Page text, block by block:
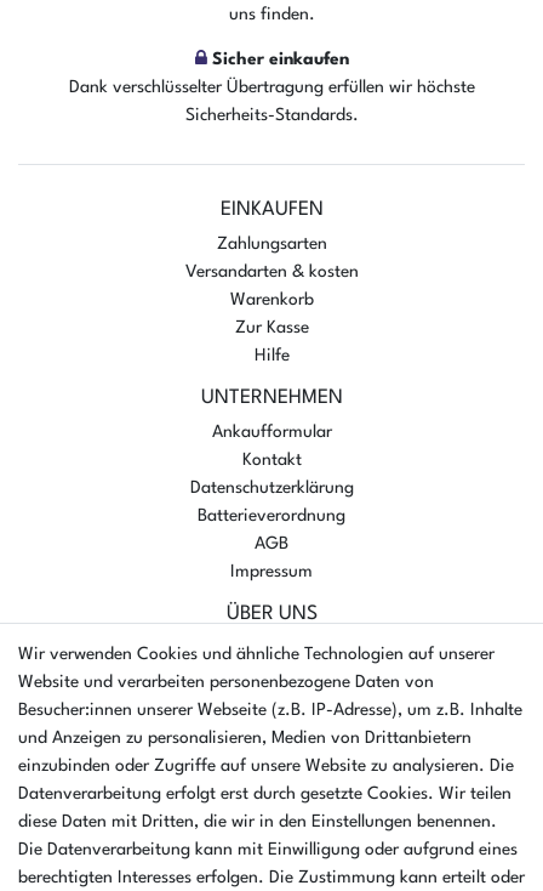
uns finden.
Sicher einkaufen
Dank verschlüsselter Übertragung erfüllen wir höchste
Sicherheits-Standards.
EINKAUFEN
Zahlungsarten
Versandarten & kosten
Warenkorb
Zur Kasse
Hilfe
UNTERNEHMEN
Ankaufformular
Kontakt
Datenschutzerklärung
Batterieverordnung
AGB
Impressum
ÜBER UNS
AMIKON GMBH
Einsteinstr. 8a
46325 Borken
Deutschland
Öffnungszeiten Montag - Donnerstag
07:30 - 16:00 Uhr
Öffnungszeiten Freitag
07:30 - 15:00 Uhr
Wir verwenden Cookies und ähnliche Technologien auf unserer
Website und verarbeiten personenbezogene Daten von
Besucher:innen unserer Webseite (z.B. IP-Adresse), um z.B. Inhalte
und Anzeigen zu personalisieren, Medien von Drittanbietern
einzubinden oder Zugriffe auf unsere Website zu analysieren. Die
Datenverarbeitung erfolgt erst durch gesetzte Cookies. Wir teilen
diese Daten mit Dritten, die wir in den Einstellungen benennen.
Die Datenverarbeitung kann mit Einwilligung oder aufgrund eines
berechtigten Interesses erfolgen. Die Zustimmung kann erteilt oder